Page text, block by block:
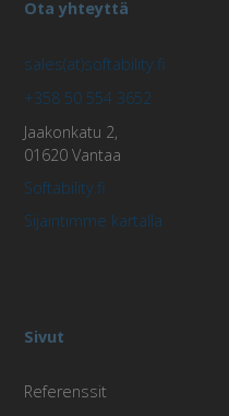
Ota yhteyttä
sales(at)softability.fi
+358 50 554 3652
Jaakonkatu 2,
01620 Vantaa
Softability.fi
Sijaintimme kartalla
Sivut
Referenssit